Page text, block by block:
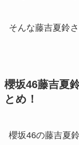
そんな藤吉夏鈴
櫻坂46藤吉夏
とめ！
櫻坂46の藤吉夏